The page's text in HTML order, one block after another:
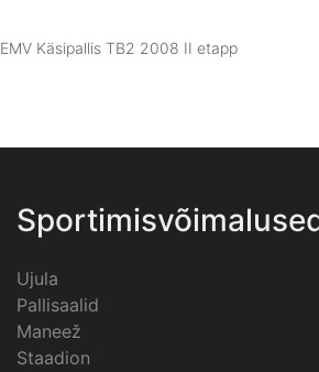
EMV Käsipallis TB2 2008 II etapp
Ujula
Pallisaalid
Maneež
Staadion